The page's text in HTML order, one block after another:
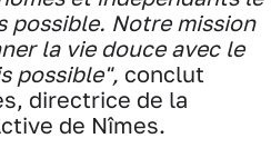
possible. Notre mission
la vie douce avec le
possible", conclut
directrice de la
de Nîmes.